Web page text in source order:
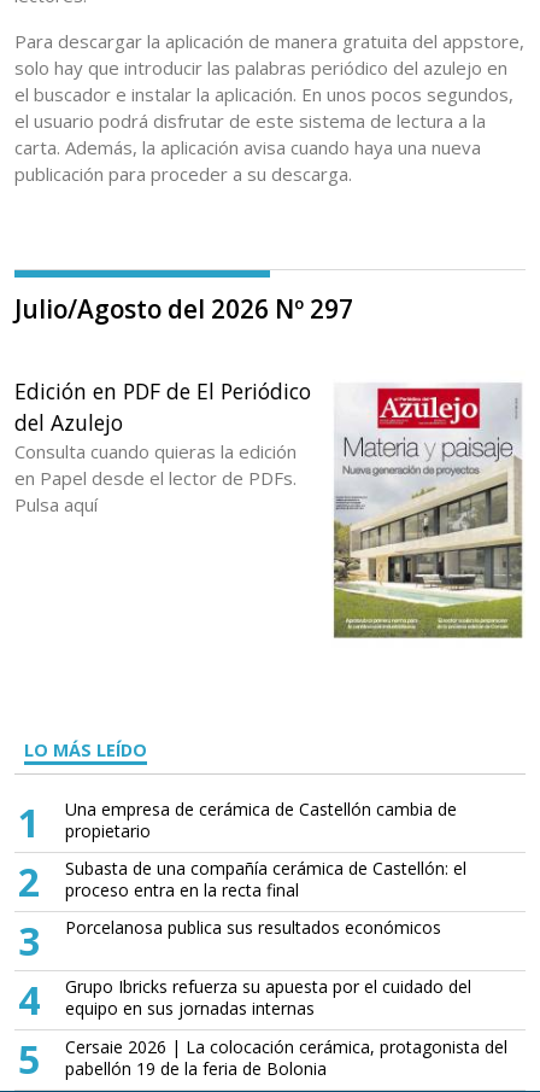
Para descargar la aplicación de manera gratuita del appstore,
solo hay que introducir las palabras periódico del azulejo en
el buscador e instalar la aplicación. En unos pocos segundos,
el usuario podrá disfrutar de este sistema de lectura a la
carta. Además, la aplicación avisa cuando haya una nueva
publicación para proceder a su descarga.
Julio/Agosto del 2026 Nº 297
Edición en PDF de El Periódico
del Azulejo
Consulta cuando quieras la edición
en Papel desde el lector de PDFs.
Pulsa aquí
LO MÁS LEÍDO
1
Una empresa de cerámica de Castellón cambia de
propietario
2
Subasta de una compañía cerámica de Castellón: el
proceso entra en la recta final
3 Porcelanosa publica sus resultados económicos
4
Grupo Ibricks refuerza su apuesta por el cuidado del
equipo en sus jornadas internas
5
Cersaie 2026 | La colocación cerámica, protagonista del
pabellón 19 de la feria de Bolonia